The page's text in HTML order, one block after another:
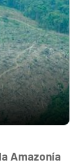
Amazonía